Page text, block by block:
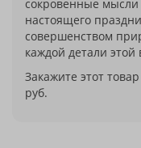
сокровенные
настоящего
совершенством
каждой детали
Закажите этот
руб.